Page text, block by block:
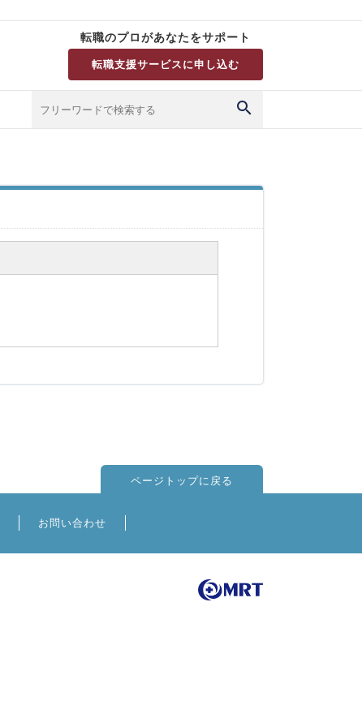
転職のプロがあなたをサポート
転職支援サービスに申し込む
ページトップに戻る
お問い合わせ